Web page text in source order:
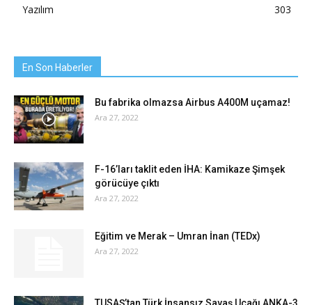
Yazılım
303
En Son Haberler
Bu fabrika olmazsa Airbus A400M uçamaz!
Ara 27, 2022
F-16’ları taklit eden İHA: Kamikaze Şimşek
görücüye çıktı
Ara 27, 2022
Eğitim ve Merak – Umran İnan (TEDx)
Ara 27, 2022